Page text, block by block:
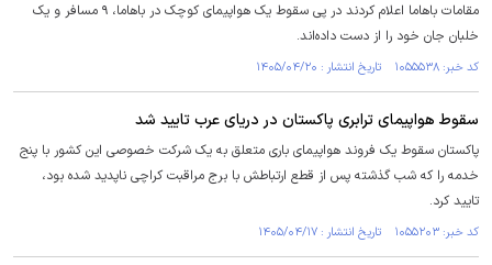
مقامات باهاما اعلام کردند در پی سقوط یک هواپیمای کوچک در باهاما، ۹ مسافر و یک
خلبان جان خود را از دست داده‌اند.
کد خبر: ۱۰۵۵۵۳۸ تاریخ انتشار : ۱۴۰۵/۰۴/۲۰
سقوط هواپیمای ترابری پاکستان در دریای عرب تایید شد
پاکستان سقوط یک فروند هواپیمای باری متعلق به یک شرکت خصوصی این کشور با پنج
خدمه را ‌که شب گذشته پس از قطع ارتباطش با برج مراقبت کراچی ناپدید شده بود،
تایید کرد.
کد خبر: ۱۰۵۵۲۰۳ تاریخ انتشار : ۱۴۰۵/۰۴/۱۷